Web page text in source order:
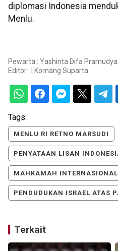
diplomasi Indonesia
Menlu.
Pewarta : Yashinta Difa
Editor :
I Komang Suparta
Tags:
MENLU RI RETNO MARSUDI
PENYATAAN LISAN
MAHKAMAH INTERNASIONAL
PENDUDUKAN ISRAEL ATAS
Terkait